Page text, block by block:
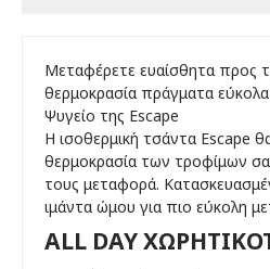
Μεταφέρετε ευαίσθητα προς
θερμοκρασία πράγματα
Ψυγείο της Escape
Η ισοθερμική τσάντα Escape
θερμοκρασία των τροφίμων
τους μεταφορά.
ιμάντα ώμου για πιο εύκολη
ALL DAY